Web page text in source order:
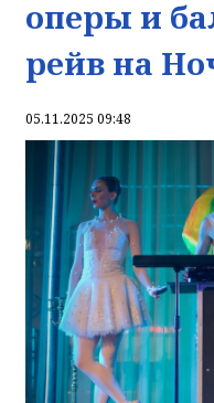
оперы и
рейв на
05.11.2025 09:48